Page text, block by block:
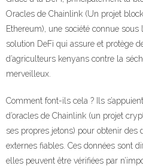
Oracles de Chainlink (Un projet
Ethereum), une société connue sous
solution DeFi qui assure et protège
d’agriculteurs kenyans contre la
merveilleux.
Comment font-ils cela ? Ils
d’oracles de Chainlink (un projet
ses propres jetons) pour obtenir des
externes fiables. Ces données sont
elles peuvent être vérifiées par